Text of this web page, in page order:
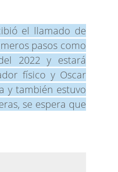
el llamado de
pasos como
2022 y estará
físico y Oscar
y también estuvo
se espera que